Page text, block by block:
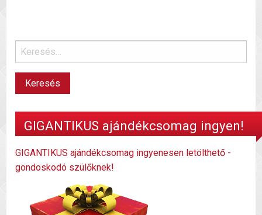
GIGANTIKUS ajándékcsomag ingyen!
GIGANTIKUS ajándékcsomag ingyenesen letölthető -
gondoskodó szülőknek!